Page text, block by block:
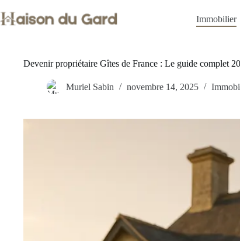
au
contenu
Immobilier
Devenir propriétaire Gîtes de France : Le guide complet
Muriel Sabin novembre 14, 2025